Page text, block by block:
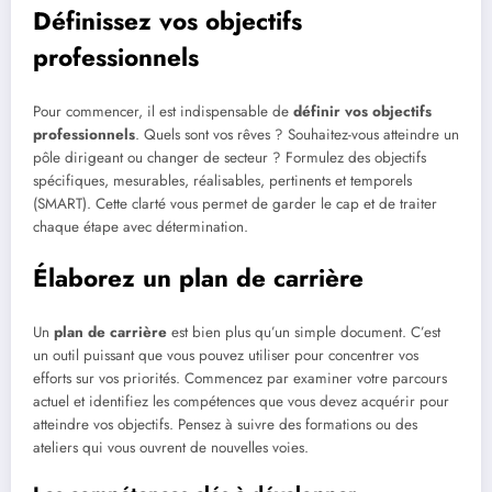
Définissez vos objectifs
professionnels
Pour commencer, il est indispensable de définir vos objectifs
professionnels. Quels sont vos rêves ? Souhaitez-vous atteindre un
pôle dirigeant ou changer de secteur ? Formulez des objectifs
spécifiques, mesurables, réalisables, pertinents et temporels
(SMART). Cette clarté vous permet de garder le cap et de traiter
chaque étape avec détermination.
Élaborez un plan de carrière
Un plan de carrière est bien plus qu’un simple document. C’est
un outil puissant que vous pouvez utiliser pour concentrer vos
efforts sur vos priorités. Commencez par examiner votre parcours
actuel et identifiez les compétences que vous devez acquérir pour
atteindre vos objectifs. Pensez à suivre des formations ou des
ateliers qui vous ouvrent de nouvelles voies.